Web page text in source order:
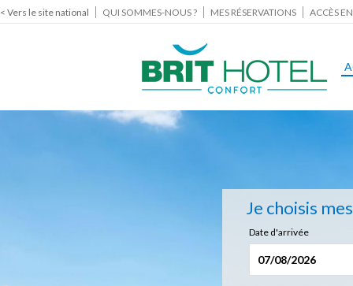
< Vers le site national QUI SOMMES-NOUS ? MES RÉSERVATIONS ACCÈS
Je choisis
Date d'arrivée